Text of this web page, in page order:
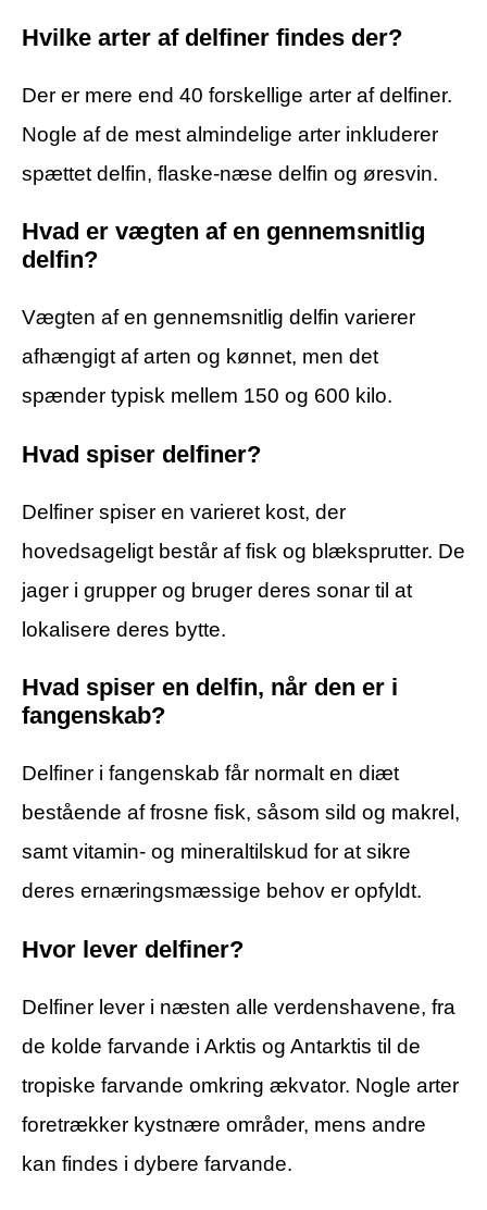
Hvilke arter af delfiner findes der?
Der er mere end 40 forskellige arter af delfiner.
Nogle af de mest almindelige arter inkluderer
spættet delfin, flaske-næse delfin og øresvin.
Hvad er vægten af en gennemsnitlig
delfin?
Vægten af en gennemsnitlig delfin varierer
afhængigt af arten og kønnet, men det
spænder typisk mellem 150 og 600 kilo.
Hvad spiser delfiner?
Delfiner spiser en varieret kost, der
hovedsageligt består af fisk og blæksprutter. De
jager i grupper og bruger deres sonar til at
lokalisere deres bytte.
Hvad spiser en delfin, når den er i
fangenskab?
Delfiner i fangenskab får normalt en diæt
bestående af frosne fisk, såsom sild og makrel,
samt vitamin- og mineraltilskud for at sikre
deres ernæringsmæssige behov er opfyldt.
Hvor lever delfiner?
Delfiner lever i næsten alle verdenshavene, fra
de kolde farvande i Arktis og Antarktis til de
tropiske farvande omkring ækvator. Nogle arter
foretrækker kystnære områder, mens andre
kan findes i dybere farvande.